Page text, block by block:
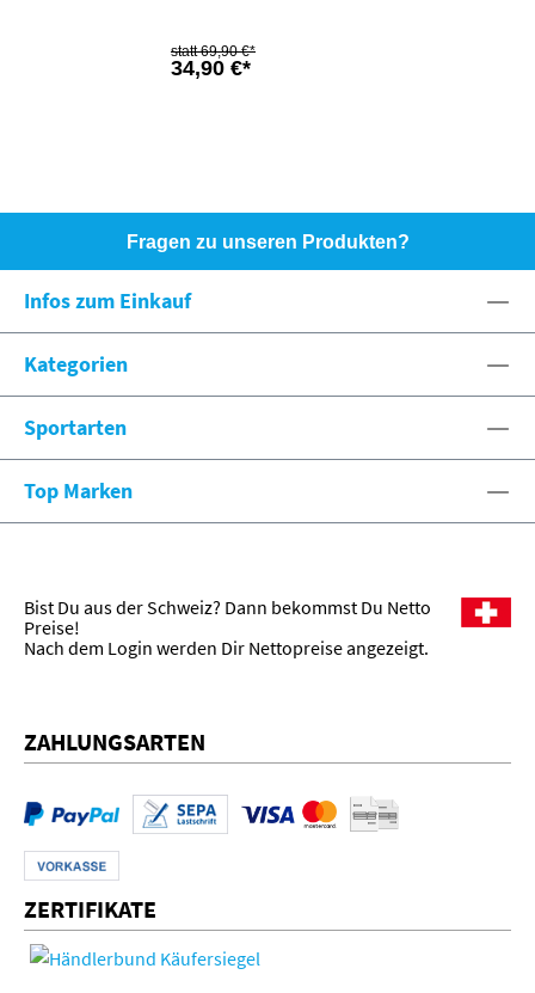
34,90 €*
69,90 €*
Fragen zu unseren Produkten?
eshop@spexx.org
Infos zum Einkauf
Kategorien
Sportarten
Top Marken
Bist Du aus der Schweiz? Dann bekommst Du Netto
Preise!
Nach dem Login werden Dir Nettopreise angezeigt.
ZAHLUNGSARTEN
ZERTIFIKATE